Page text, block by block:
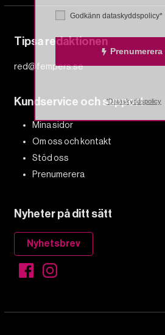
Tipsa redaktionen
red@fempers.se
Kundservice och support
Mina sidor
Om oss och kontakt
Stöd oss
Prenumerera
Nyheter på ditt sätt
Nyhetsbrev
Godkänn dataskyddspolicy*
Prenumerera
*Dataskyddspolicy